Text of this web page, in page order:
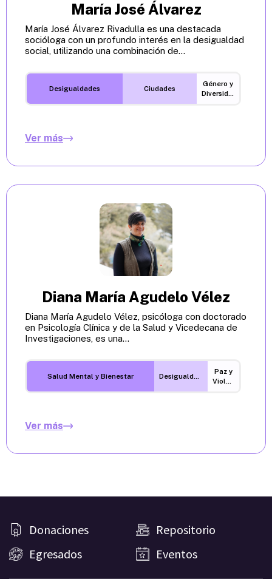
María José Álvarez
María José Álvarez Rivadulla es una destacada
socióloga con un profundo interés en la desigualdad
social, utilizando una combinación de...
Desigualdades Ciudades
Género y
Diversidades
Ver más
Diana María Agudelo Vélez
Diana María Agudelo Vélez, psicóloga con doctorado
en Psicología Clínica y de la Salud y Vicedecana de
Investigaciones, es una...
Salud Mental y Bienestar Desigualdades
Paz y
Violencia
Ver más
Donaciones
Repositorio
Egresados
Eventos